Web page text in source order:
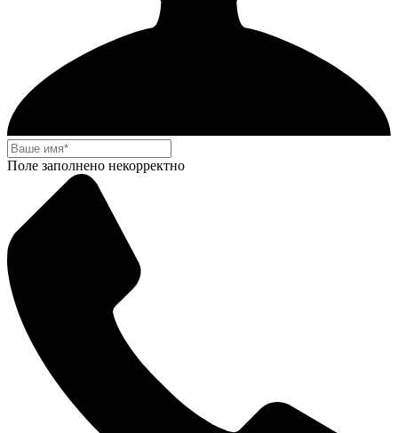
Поле заполнено некорректно